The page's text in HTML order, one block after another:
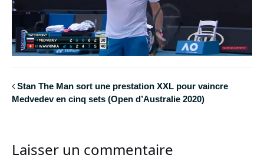
Stan The Man sort une prestation XXL pour vaincre
Medvedev en cinq sets (Open d’Australie 2020)
Laisser un commentaire